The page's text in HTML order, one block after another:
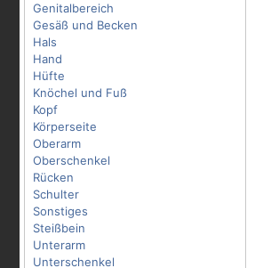
Genitalbereich
Gesäß und Becken
Hals
Hand
Hüfte
Knöchel und Fuß
Kopf
Körperseite
Oberarm
Oberschenkel
Rücken
Schulter
Sonstiges
Steißbein
Unterarm
Unterschenkel